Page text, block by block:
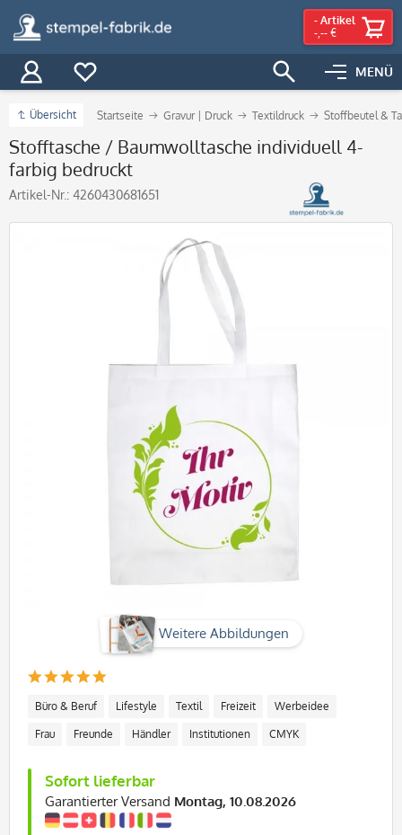
MENÜ
- Artikel
-,-- €
Übersicht Startseite Gravur | Druck Textildruck Stoffbeutel &
Stofftasche / Baumwolltasche individuell 4-
farbig bedruckt
Artikel-Nr.: 4260430681651
Weitere Abbildungen
Büro & Beruf Lifestyle Textil Freizeit Werbeidee
Frau Freunde Händler Institutionen CMYK
Sofort lieferbar
Garantierter Versand Montag, 10.08.2026